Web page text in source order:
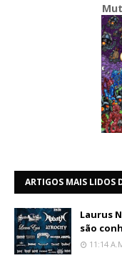
ARTIGOS MAIS LIDOS
Laurus
são
11:14